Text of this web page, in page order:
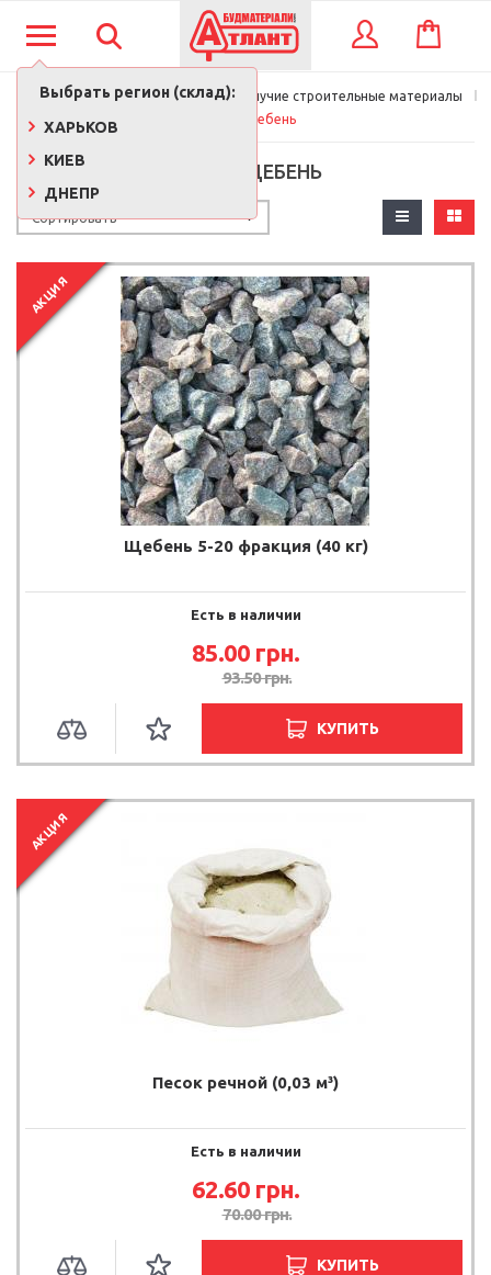
Выбрать регион (склад):
ХАРЬКОВ
КИЕВ
ДНЕПР
КОРЗИНА
Главная Стройматериалы
Сыпучие строительные материалы
Песок, щебень
ПЕСОК, ЩЕБЕНЬ
АКЦИЯ
Щебень 5-20 фракция (40 кг)
Есть в наличии
85.00 грн.
93.50 грн.
КУПИТЬ
АКЦИЯ
Песок речной (0,03 м³)
Есть в наличии
62.60 грн.
70.00 грн.
КУПИТЬ